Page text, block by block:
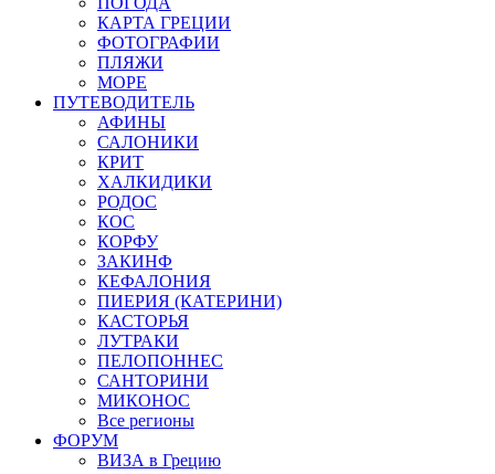
КАРТА ГРЕЦИИ
ФОТОГРАФИИ
ПЛЯЖИ
МОРЕ
ПУТЕВОДИТЕЛЬ
АФИНЫ
САЛОНИКИ
КРИТ
ХАЛКИДИКИ
РОДОС
КОС
КОРФУ
ЗАКИНФ
КЕФАЛОНИЯ
ПИЕРИЯ (КАТЕРИНИ)
КАСТОРЬЯ
ЛУТРАКИ
ПЕЛОПОННЕС
САНТОРИНИ
МИКОНОС
Все регионы
ФОРУМ
ВИЗА в Грецию